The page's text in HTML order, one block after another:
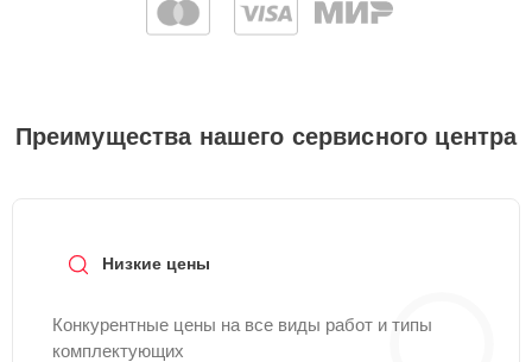
Преимущества нашего сервисного центра
Низкие цены
Конкурентные цены на все виды работ и типы
комплектующих